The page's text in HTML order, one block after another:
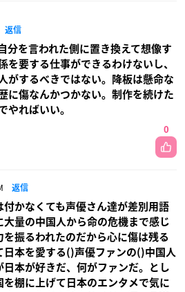
返信
分を言われた側に置き換えて想像す
を要する仕事ができるわけないし、
がするべきではない。降板は懸命な
に傷なんかつかない。制作を続けた
やればいい。
0
返信
付かなくても声優さん達が差別用語
大量の中国人から命の危機まで感じ
振るわれたのだから心に傷は残る
日本を愛する()声優ファンの()中国人
日本が好きだ、何がファンだ。とし
を棚に上げて日本のエンタメで気に